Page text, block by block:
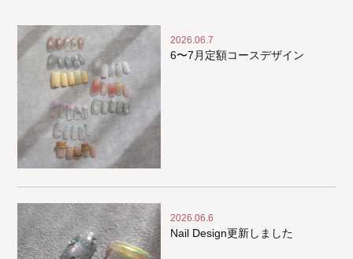
2026.06.7
6〜7月定額コースデザイン
2026.06.6
Nail Design更新しました